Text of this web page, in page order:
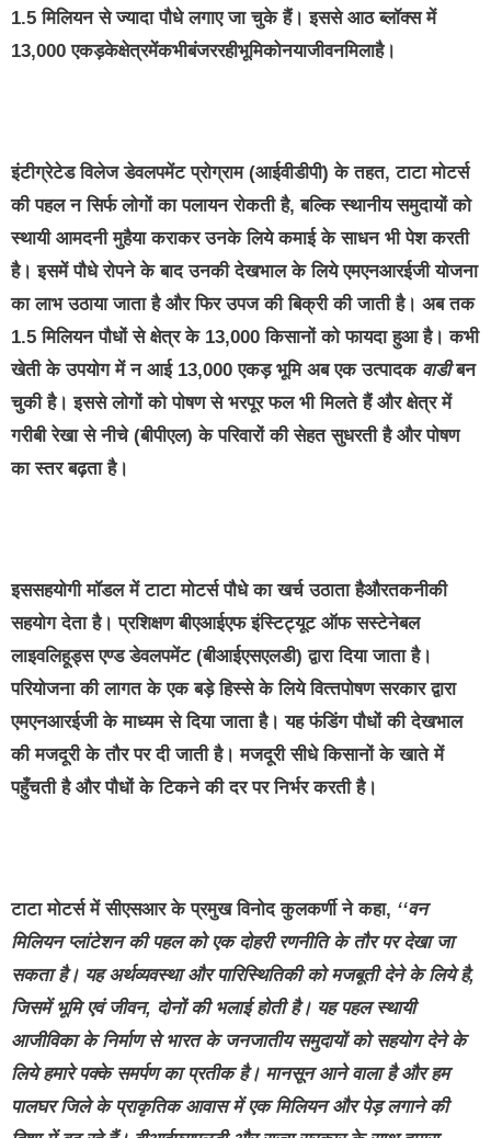
1.5 मिलियन से ज्‍यादा पौधे लगाए जा चुके हैं। इससे आठ ब्‍लॉक्‍स में
13,000 एकड़केक्षेत्रमेंकभीबंजररहीभूमिकोनयाजीवनमिलाहै।
इंटीग्रेटेड विलेज डेवलपमेंट प्रोग्राम (आईवीडीपी) के तहत, टाटा मोटर्स
की पहल न सिर्फ लोगों का पलायन रोकती है,बल्कि स्‍थानीय समुदायों को
स्‍थायी आमदनी मुहैया कराकर उनके लिये कमाई के साधन भी पेश करती
है। इसमें पौधे रोपने के बाद उनकी देखभाल के लिये एमएनआरईजी योजना
का लाभ उठाया जाता है और फिर उपज की बिक्री की जाती है। अब तक
1.5 मिलियन पौधोंसे क्षेत्र के 13,000 किसानों को फायदा हुआ है। कभी
खेती के उपयोग में न आई 13,000 एकड़ भूमि अब एक उत्‍पादक वाडीबन
चुकी है। इससे लोगों को पोषण से भरपूर फल भी मिलते हैं और क्षेत्र में
गरीबी रेखा से नीचे (बीपीएल) के परिवारों की सेहत सुधरती है और पोषण
का स्‍तर बढ़ता है।
इससहयोगी मॉडल में टाटा मोटर्स पौधे का खर्च उठाता हैऔरतकनीकी
सहयोग देता है। प्रशिक्षण बीएआईएफ इंस्टिट्यूट ऑफ सस्‍टेनेबल
लाइवलिहूड्स एण्‍ड डेवलपमेंट (बीआईएसएलडी) द्वारा दिया जाता है।
परियोजना की लागत के एक बड़े हिस्‍से के लिये वित्‍तपोषण सरकार द्वारा
एमएनआरईजी के माध्‍यम से दिया जाता है। यह फंडिंग पौधों की देखभाल
की मजदूरी के तौर पर दी जाती है। मजदूरी सीधे किसानों के खाते में
पहुँचती है और पौधों के टिकने की दर पर निर्भर करती है।
टाटा मोटर्स में सीएसआर के प्रमुख विनोद कुलकर्णीने कहा, ‘‘वन
मिलियन प्‍लांटेशनकी पहल को एक दोहरी रणनीति के तौर पर देखा जा
सकता है। यह अर्थव्‍यवस्‍था और पारिस्थितिकी को मजबूती देने के लिये है,
जिसमें भूमि एवं जीवन, दोनों की भलाई होती है। यह पहल स्‍थायी
आजीविका के निर्माण से भारत के जनजातीय समुदायों को सहयोग देने के
लिये हमारे पक्‍के समर्पण का प्रतीक है। मानसून आने वाला है और हम
पालघर जिले के प्राकृतिक आवास में एक मिलियन और पेड़ लगाने की